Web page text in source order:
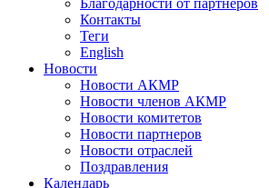
Благодарности от партнеров
Контакты
Теги
English
Новости
Новости АКМР
Новости членов АКМР
Новости комитетов
Новости партнеров
Новости отраслей
Поздравления
Календарь